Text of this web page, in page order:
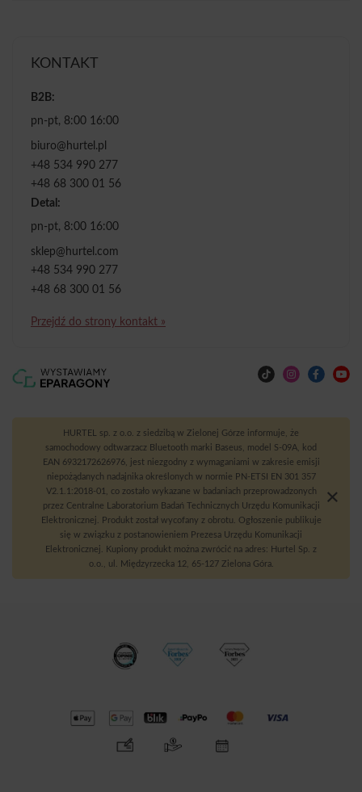
KONTAKT
B2B:
pn-pt, 8:00 16:00
biuro@hurtel.pl
+48 534 990 277
+48 68 300 01 56
Detal:
pn-pt, 8:00 16:00
sklep@hurtel.com
+48 534 990 277
+48 68 300 01 56
Przejdź do strony kontakt »
HURTEL sp. z o.o. z siedzibą w Zielonej Górze informuje, że
samochodowy odtwarzacz Bluetooth marki Baseus, model S-09A, kod
EAN 6932172626976, jest niezgodny z wymaganiami w zakresie emisji
niepożądanych nadajnika określonych w normie PN-ETSI EN 301 357
V2.1.1:2018-01, co zostało wykazane w badaniach przeprowadzonych
przez Centralne Laboratorium Badań Technicznych Urzędu Komunikacji
Elektronicznej. Produkt został wycofany z obrotu. Ogłoszenie publikuje
się w związku z postanowieniem Prezesa Urzędu Komunikacji
Elektronicznej. Kupiony produkt można zwrócić na adres: Hurtel Sp. z
o.o., ul. Międzyrzecka 12, 65-127 Zielona Góra.